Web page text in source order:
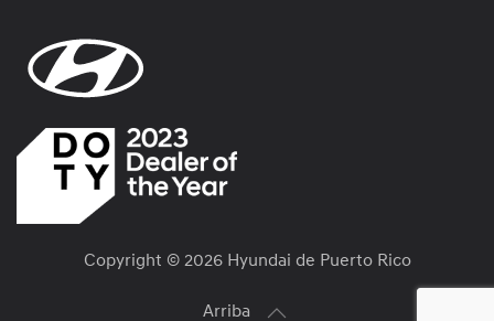
Copyright © 2026 Hyundai de Puerto Rico
Arriba